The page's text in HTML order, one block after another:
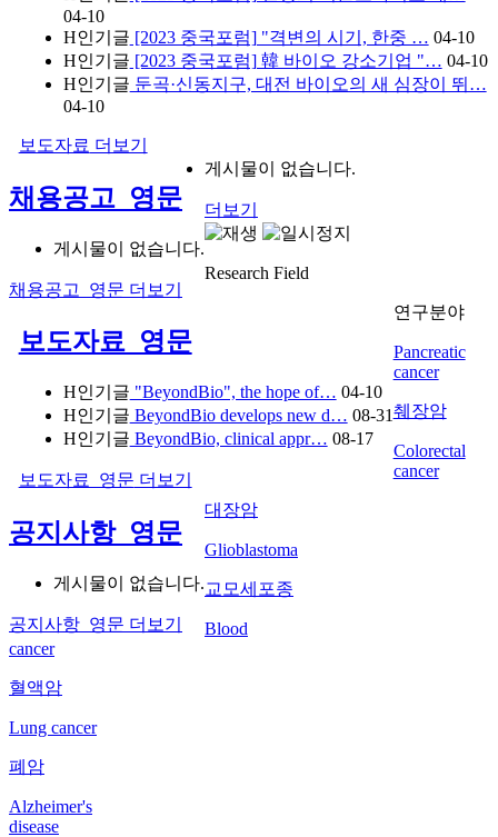
04-10
H인기글 [2023 중국포럼] "격변의 시기, 한중 … 04-10
H인기글 [2023 중국포럼] 韓 바이오 강소기업 "… 04-10
H인기글 둔곡·신동지구, 대전 바이오의 새 심장이 뛰…
04-10
보도자료 더보기
채용공고_영문
게시물이 없습니다.
채용공고_영문 더보기
보도자료_영문
H인기글 "BeyondBio", the hope of… 04-10
H인기글 BeyondBio develops new d… 08-31
H인기글 BeyondBio, clinical appr… 08-17
보도자료_영문 더보기
공지사항_영문
게시물이 없습니다.
공지사항_영문 더보기
게시물이 없습니다.
더보기
Research Field
연구분야
Pancreatic
cancer
췌장암
Colorectal
cancer
대장암
Glioblastoma
교모세포종
Blood
cancer
혈액암
Lung cancer
폐암
Alzheimer's
disease